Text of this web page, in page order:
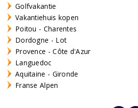
Golfvakantie
Vakantiehuis kopen
Poitou - Charentes
Dordogne - Lot
Provence - Côte d'Azur
Languedoc
Aquitaine - Gironde
Franse Alpen